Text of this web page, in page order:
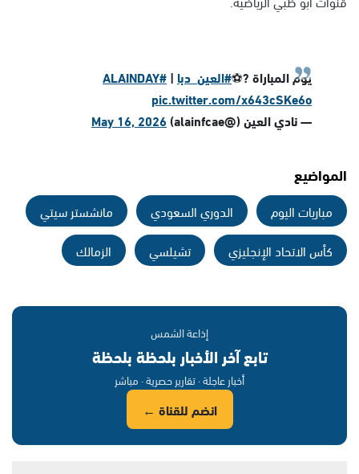
يوم المباراة ?⚽️#العين_دبا |
#ALAINDAY
pic.twitter.com/x643cSKe6o
— نادي العين (@alainfcae)
May 16, 2026
المواضيع
مباريات اليوم الدوري السعودي
مانشستر سيتي
كأس الاتحاد الإنجليزي
تشيلسي الزمالك
إذاعة الشمس
تابع آخر الأخبار بلحظة بلحظة
أخبار عاجلة · تقارير حصرية · مباشر
انضم للقناة ←